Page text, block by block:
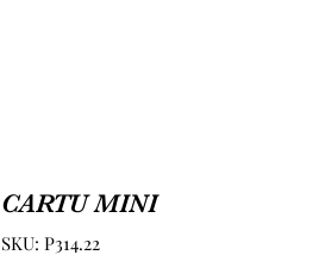
CARTU MINI
SKU: P314.22